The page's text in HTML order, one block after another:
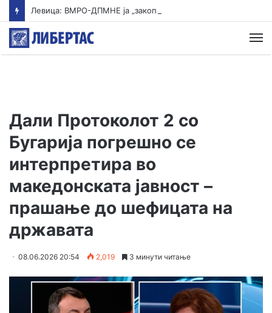
Дали Протоколот 2 со
Бугарија погрешно се
интерпретира во
македонската јавност –
прашање до шефицата на
државата
08.06.2026 20:54 2,019 3 минути читање